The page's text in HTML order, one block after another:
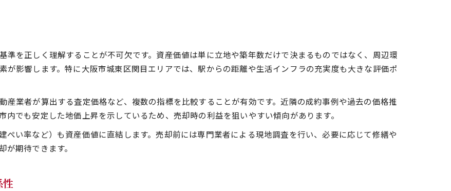
準を正しく理解することが不可欠です。資産価値は単に立地や築年数だけで決まるものではなく、周辺環
が影響します。特に大阪市城東区関目エリアでは、駅からの距離や生活インフラの充実度も大きな評価ポ
産業者が算出する査定価格など、複数の指標を比較することが有効です。近隣の成約事例や過去の価格推
でも安定した地価上昇を示しているため、売却時の利益を狙いやすい傾向があります。
い率など）も資産価値に直結します。売却前には専門業者による現地調査を行い、必要に応じて修繕や
期待できます。